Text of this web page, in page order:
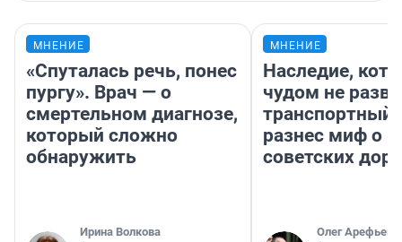
МНЕНИЕ
«Спуталась речь, понес
пургу». Врач — о
смертельном диагнозе,
который сложно
обнаружить
Ирина Волкова
МНЕНИЕ
Наследие,
чудом не
транспортный
разнес миф о
советских
Олег Арефьев